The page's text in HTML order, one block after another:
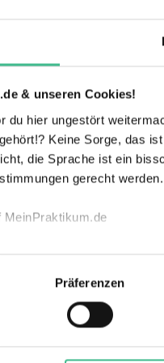
& unseren Cookies!
du hier ungestört
Keine Sorge, das
die Sprache ist ein
gerecht werden.
MeinPraktikum.de
Funktion
zu speichern (
zu deiner Verwendung
um Inhalte und
Präferenzen
Arbeitsfeld
Teil unseres Teams!
Einführungsverans
Mitarbeiterevents
Anschlusstätigkeit